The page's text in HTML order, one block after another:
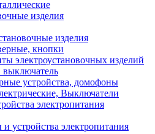
изделия
изделия
кнопки
электроустановочных изделий
устройства, домофоны
Выключатели
электропитания
устройства электропитания